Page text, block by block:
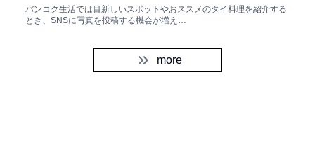
バンコク生活では目新しいスポットやおススメのタイ料理を紹介する
とき、SNSに写真を投稿する機会が増え…
more